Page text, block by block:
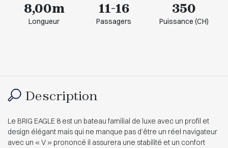
8,00m
Longueur
11-16
Passagers
350
Puissance (CH)
Description
Le BRIG EAGLE 8 est un bateau familial de luxe avec un profil et
design élégant mais qui ne manque pas d’être un réel navigateur
avec un « V » prononcé il assurera une stabilité et un confort